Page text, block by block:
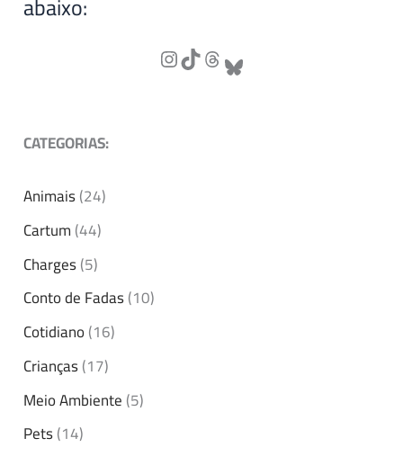
CATEGORIAS:
Animais(24)
Cartum(44)
Charges(5)
Conto de Fadas(10)
Cotidiano(16)
Crianças(17)
Meio Ambiente(5)
Pets(14)